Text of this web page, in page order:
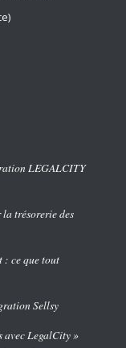
LEGALCITY
trésorerie des
: ce que tout
Sellsy
avec LegalCity »